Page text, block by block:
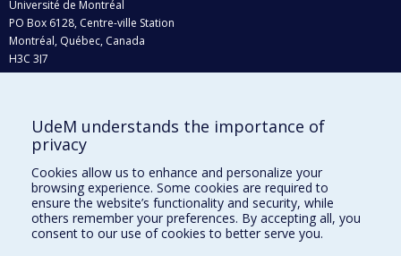
Université de Montréal
PO Box 6128, Centre-ville Station
Montréal, Québec, Canada
H3C 3J7
Who does what?
Find us
Site map
Accessibility
UdeM understands the importance of
privacy
Cookies allow us to enhance and personalize your
browsing experience. Some cookies are required to
ensure the website’s functionality and security, while
others remember your preferences. By accepting all, you
consent to our use of cookies to better serve you.